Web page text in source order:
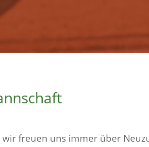
freuen uns immer über